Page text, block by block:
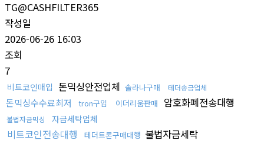
TG@CASHFILTER365
작성일
2026-06-26 16:03
조회
7
비트코인매입 돈믹싱안전업체 솔라나구매 테더송금업체
돈믹싱수수료최저 tron구입 이더리움판매 암호화폐전송대행
불법자금믹싱 자금세탁업체
비트코인전송대행 테더트론구매대행 불법자금세탁